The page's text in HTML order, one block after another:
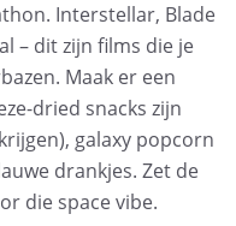
Interstellar, Blade
– dit zijn films die je
Maak er een
dried snacks zijn
galaxy popcorn
drankjes. Zet de
die space vibe.